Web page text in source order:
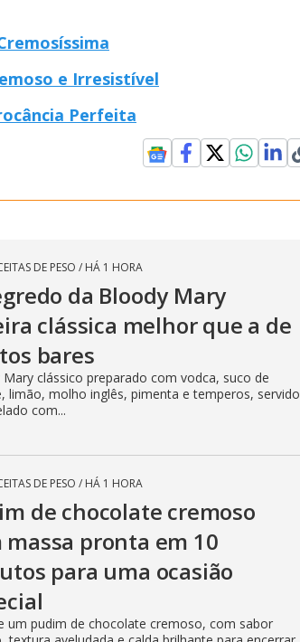
e Irresistível
Perfeita
DE PESO / HÁ 1 HORA
da Bloody Mary
clássica melhor que a de
bares
clássico preparado com vodca, suco de
limão, molho inglês, pimenta e temperos, servido
com...
DE PESO / HÁ 1 HORA
de chocolate cremoso
massa pronta em 10
para uma ocasião
um pudim de chocolate cremoso, com sabor